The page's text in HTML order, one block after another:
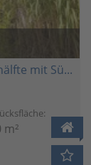
Platz für die kleine Familie: Doppelhaushälfte mit Südgrundstück in ruhiger Lage
m²